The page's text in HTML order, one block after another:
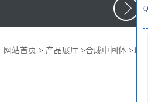
网站首页 > 产品展厅 >合成中间体 >1，